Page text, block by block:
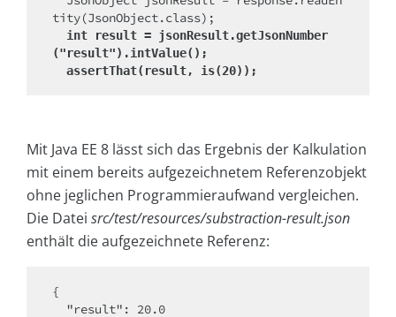
tity(JsonObject.class);
int result = jsonResult.getJsonNumber
("result").intValue();
  assertThat(result, is(20));
Mit Java EE 8 lässt sich das Ergebnis der Kalkulation
mit einem bereits aufgezeichnetem Referenzobjekt
ohne jeglichen Programmieraufwand vergleichen.
Die Datei src/test/resources/substraction-result.json
enthält die aufgezeichnete Referenz:
{